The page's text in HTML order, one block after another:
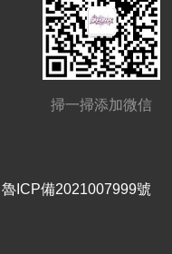
掃一掃添加微信
魯ICP備2021007999號